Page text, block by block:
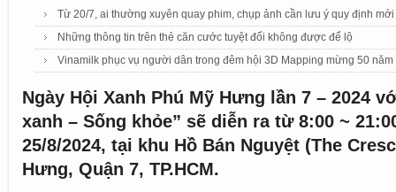
Từ 20/7, ai thường xuyên quay phim, chụp ảnh cần lưu ý quy định
Những thông tin trên thẻ căn cước tuyệt đối không được để lộ
Vinamilk phục vụ người dân trong đêm hội 3D Mapping mừng 50
Ngày Hội Xanh Phú Mỹ Hưng lần 7 – 2024
xanh – Sống khỏe” sẽ diễn ra từ 8:00 ~
25/8/2024, tại khu Hồ Bán Nguyệt (The
Hưng, Quận 7, TP.HCM.